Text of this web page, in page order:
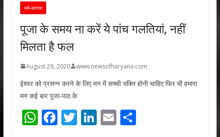
धर्म-आस्था
पूजा के समय ना करें ये पांच गलतियां, नहीं
मिलता है फल
August 29, 2020 www.newsofharyana.com
ईश्वर को प्रसन्न करने के लिए मन में सच्ची भक्ति होनी चाहिए फिर भी हमारा
मन कई बार पूजा-पाठ के
W F T Li E S